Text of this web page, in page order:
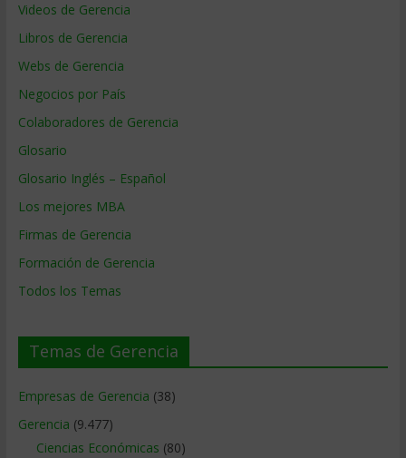
Videos de Gerencia
Libros de Gerencia
Webs de Gerencia
Negocios por País
Colaboradores de Gerencia
Glosario
Glosario Inglés – Español
Los mejores MBA
Firmas de Gerencia
Formación de Gerencia
Todos los Temas
Temas de Gerencia
Empresas de Gerencia (38)
Gerencia (9.477)
Ciencias Económicas (80)